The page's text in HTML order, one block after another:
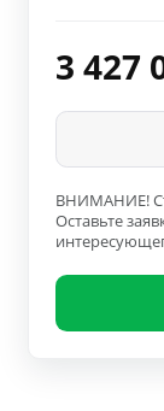
3 427
ВНИМАНИЕ!
Оставьте